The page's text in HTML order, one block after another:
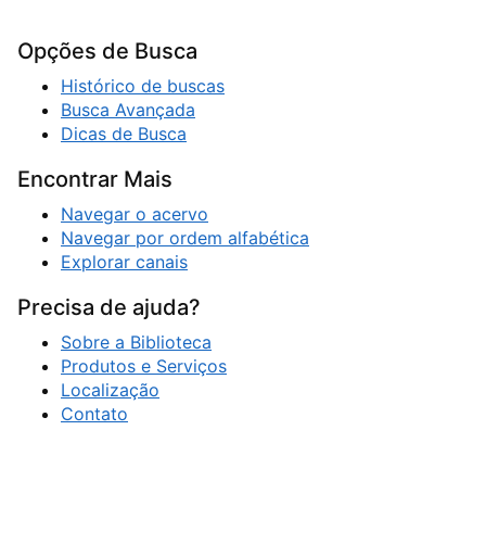
Opções de Busca
Histórico de buscas
Busca Avançada
Dicas de Busca
Encontrar Mais
Navegar o acervo
Navegar por ordem alfabética
Explorar canais
Precisa de ajuda?
Sobre a Biblioteca
Produtos e Serviços
Localização
Contato